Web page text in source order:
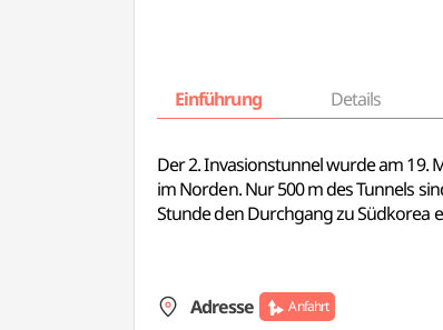
Einführung Details
Der 2. Invasionstunnel wurde am 19.
im Norden. Nur 500 m des Tunnels
Stunde den Durchgang zu Südkorea
Adresse Anfahrt